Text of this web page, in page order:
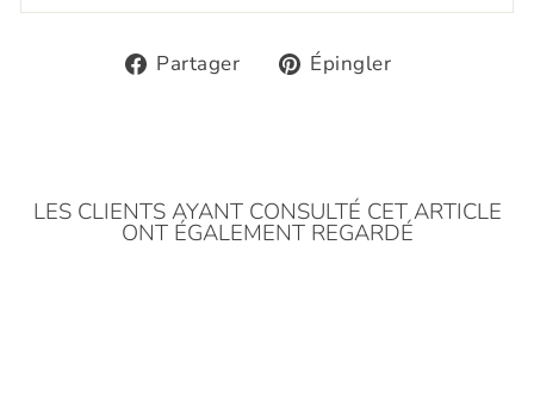
Partager
PartagerÉpingler
LES CLIENTS AYANT CONSULTÉ CET ARTICLE
ONT ÉGALEMENT REGARDÉ